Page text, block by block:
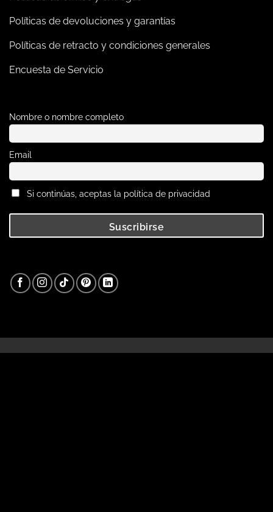
Políticas de devoluciones y garantías
Políticas de retracto y condiciones generales
Encuesta de Servicio
Nombre o nombre completo
Email
Si continúas, aceptas la política de privacidad